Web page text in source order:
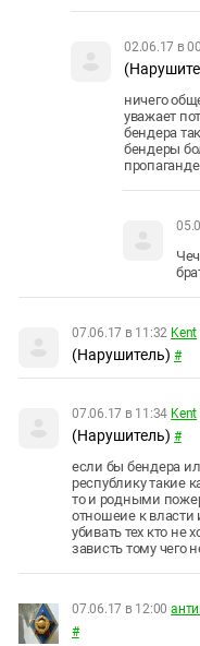
02.06.17 в
ничего
уважает
бендера
бендеры
пропаганде
07.06.17 в 11:32 Kent
(Нарушитель) #
07.06.17 в 11:34 Kent
(Нарушитель) #
если бы бендера
республику такие
то и родными
отношеие к власти
убивать тех кто не
зависть тому чего
07.06.17 в 12:00
#